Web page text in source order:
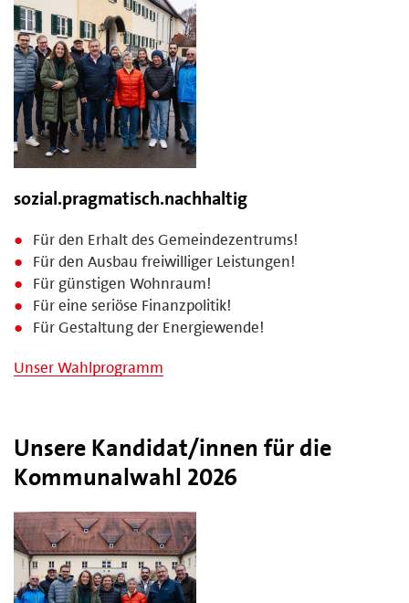
sozial.pragmatisch.nachhaltig
Für den Erhalt des Gemeindezentrums!
Für den Ausbau freiwilliger Leistungen!
Für günstigen Wohnraum!
Für eine seriöse Finanzpolitik!
Für Gestaltung der Energiewende!
Unser Wahlprogramm
Unsere Kandidat/innen für die
Kommunalwahl 2026